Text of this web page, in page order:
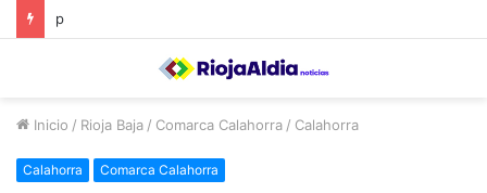
p
Inicio / Rioja Baja / Comarca Calahorra / Calahorra
Calahorra Comarca Calahorra